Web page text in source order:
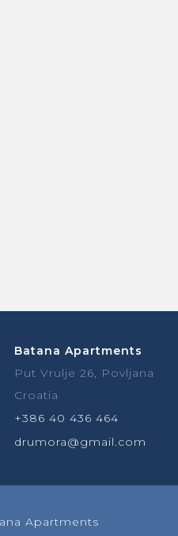
Batana Apartments
Put Vrulje 26, Povljana
Croatia
+386 40 436 464
drumora@gmail.com
Apartments